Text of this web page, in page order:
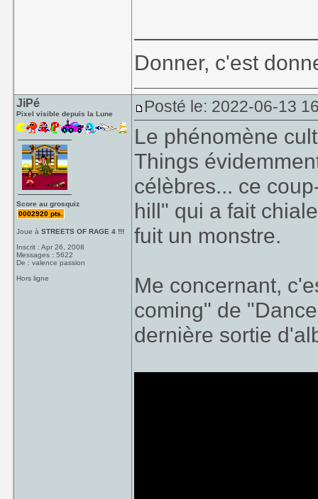
Donner, c'est
JiPé
Pixel visible depuis la Lune
Score au grosquiz
0002920 pts.
Joue àSTREETS OF RAGE 4 !!!
Inscrit : Apr 26, 2008
Messages : 5622
De : valence passion
Hors ligne
Posté le: 2022-06-13
Le phénomène
Things
célèbres... ce
hill" qui a fait
fuit un monstre.
Me concernant,
coming" de
dernière sortie